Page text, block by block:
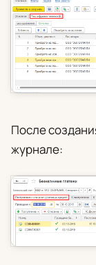
После
журнале: